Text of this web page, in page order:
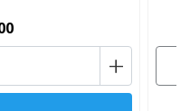
+